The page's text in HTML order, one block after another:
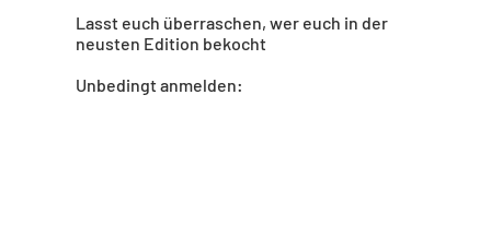
Lasst euch überraschen, wer euch in der
neusten Edition bekocht
Unbedingt anmelden: